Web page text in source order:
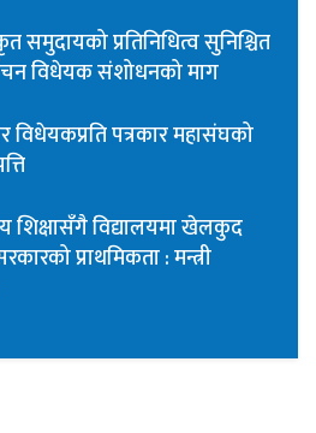
समुदायको प्रतिनिधित्व सुनिश्चित
विधेयक संशोधनको माग
विधेयकप्रति पत्रकार महासंघको
शिक्षासँगै विद्यालयमा खेलकुद
प्राथमिकता : मन्त्री